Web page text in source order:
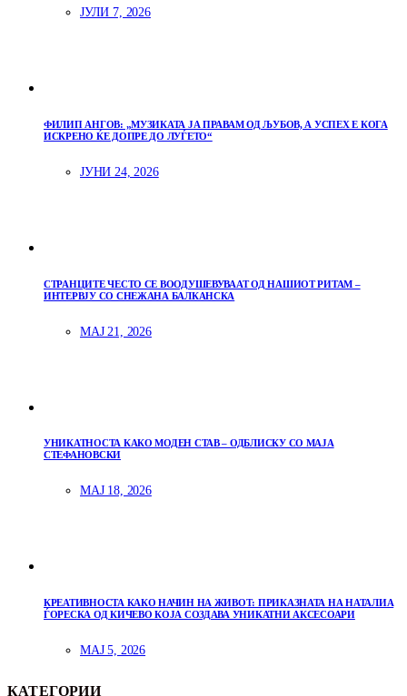
ЈУЛИ 7, 2026
ФИЛИП АНГОВ: „МУЗИКАТА ЈА ПРАВАМ ОД ЉУБОВ, А УСПЕХ Е КОГА
ИСКРЕНО ЌЕ ДОПРЕ ДО ЛУЃЕТО“
ЈУНИ 24, 2026
СТРАНЦИТЕ ЧЕСТО СЕ ВООДУШЕВУВААТ ОД НАШИОТ РИТАМ –
ИНТЕРВЈУ СО СНЕЖАНА БАЛКАНСКА
МАЈ 21, 2026
УНИКАТНОСТА КАКО МОДЕН СТАВ – ОДБЛИСКУ СО МАЈА
СТЕФАНОВСКИ
МАЈ 18, 2026
КРЕАТИВНОСТА КАКО НАЧИН НА ЖИВОТ: ПРИКАЗНАТА НА НАТАЛИА
ЃОРЕСКА ОД КИЧЕВО КОЈА СОЗДАВА УНИКАТНИ АКСЕСОАРИ
МАЈ 5, 2026
КАТЕГОРИИ